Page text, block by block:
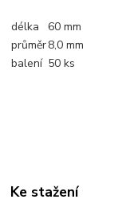
délka
60 mm
průměr8,0 mm
balení 50 ks
Ke stažení